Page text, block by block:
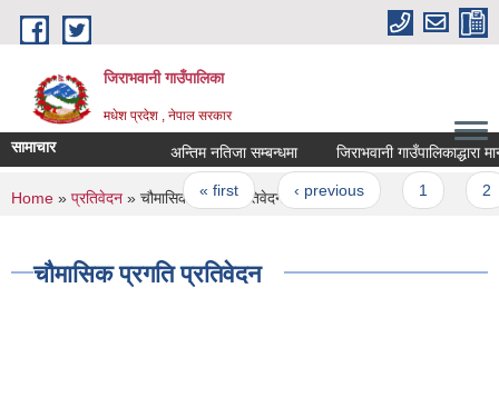
Skip to main content
जिराभवानी गाउँपालिका
मधेश प्रदेश , नेपाल सरकार
सामाचार अन्तिम नतिजा सम्बन्धमा जिराभवानी
Pages
« first ‹ previous
You are here
Home » प्रतिवेदन » चौमासिक प्रगति प्रतिवेदन
चौमासिक प्रगति प्रतिवेदन